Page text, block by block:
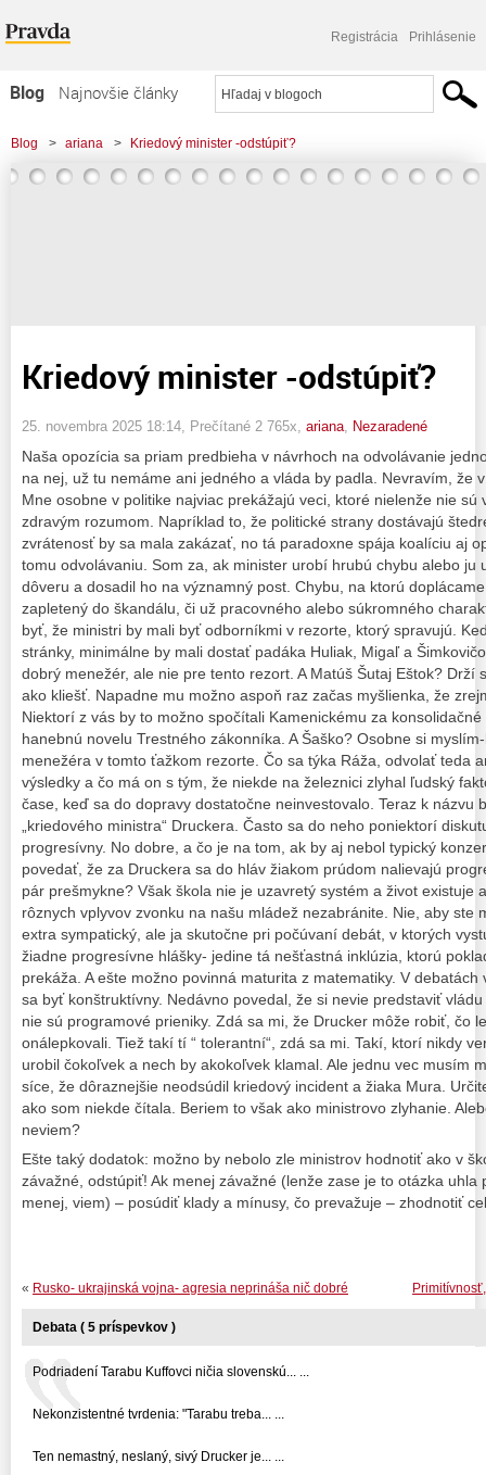
Registrácia Prihlásenie
Blog
Najnovšie články
Najčítanejšie články
Najkomentovanejšie články
Blog > ariana > Kriedový minister -odstúpiť?
Kriedový minister -odstúpiť?
25. novembra 2025 18:14 , Prečítané 2 765x, ariana Nezaradené
Naša opozícia sa priam predbieha v návrhoch na odvolávanie
na nej, už tu nemáme ani jedného a vláda by padla. Nevravím, že
Mne osobne v politike najviac prekážajú veci, ktoré nielenže nie sú
zdravým rozumom. Napríklad to, že politické strany dostávajú
zvrátenosť by sa mala zakázať, no tá paradoxne spája koalíciu aj
tomu odvolávaniu. Som za, ak minister urobí hrubú chybu alebo ju
dôveru a dosadil ho na významný post. Chybu, na ktorú
zapletený do škandálu, či už pracovného alebo súkromného
byť, že ministri by mali byť odborníkmi v rezorte, ktorý spravujú.
stránky, minimálne by mali dostať padáka Huliak, Migaľ a
dobrý menežér, ale nie pre tento rezort. A Matúš Šutaj Eštok? Drží
ako kliešť. Napadne mu možno aspoň raz začas myšlienka, že
Niektorí z vás by to možno spočítali Kamenickému za
hanebnú novelu Trestného zákonníka. A Šaško? Osobne si
menežéra v tomto ťažkom rezorte. Čo sa týka Ráža, odvolať teda
výsledky a čo má on s tým, že niekde na železnici zlyhal ľudský
čase, keď sa do dopravy dostatočne neinvestovalo. Teraz k názvu
„kriedového ministra“ Druckera. Často sa do neho poniektorí
progresívny. No dobre, a čo je na tom, ak by aj nebol typický
povedať, že za Druckera sa do hláv žiakom prúdom nalievajú
pár prešmykne? Však škola nie je uzavretý systém a život existuje
rôznych vplyvov zvonku na našu mládež nezabránite. Nie, aby ste
extra sympatický, ale ja skutočne pri počúvaní debát, v ktorých
žiadne progresívne hlášky- jedine tá nešťastná inklúzia, ktorú
prekáža. A ešte možno povinná maturita z matematiky. V
sa byť konštruktívny. Nedávno povedal, že si nevie predstaviť
nie sú programové prieniky. Zdá sa mi, že Drucker môže robiť, čo
onálepkovali. Tiež takí tí “ tolerantní“, zdá sa mi. Takí, ktorí nikdy
urobil čokoľvek a nech by akokoľvek klamal. Ale jednu vec musím
síce, že dôraznejšie neodsúdil kriedový incident a žiaka Mura.
ako som niekde čítala. Beriem to však ako ministrovo zlyhanie.
neviem?
Ešte taký dodatok: možno by nebolo zle ministrov hodnotiť ako v
závažné, odstúpiť! Ak menej závažné (lenže zase je to otázka uhla
menej, viem) – posúdiť klady a mínusy, čo prevažuje – zhodnotiť
« Rusko- ukrajinská vojna- agresia neprináša nič dobré
Debata ( 5 príspevkov )
Podriadení Tarabu Kuffovci ničia slovenskú... ...
Nekonzistentné tvrdenia: "Tarabu treba... ...
Ten nemastný, neslaný, sivý Drucker je... ...